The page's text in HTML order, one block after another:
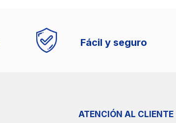
Fácil y seguro
ATENCIÓN AL CLIENTE